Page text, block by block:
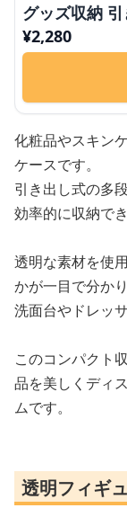
グッズ収納
¥2,280
化粧品やスキン
ケースです。
引き出し式の多
効率的に収納でき
透明な素材を使
かが一目で分か
洗面台やドレッ
このコンパクト
品を美しくディ
ムです。
透明フィギ